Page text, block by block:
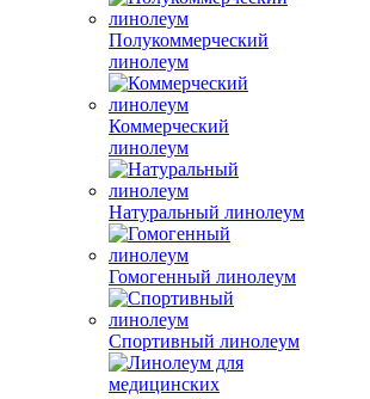
Полукоммерческий
линолеум
Коммерческий
линолеум
Натуральный линолеум
Гомогенный линолеум
Спортивный линолеум